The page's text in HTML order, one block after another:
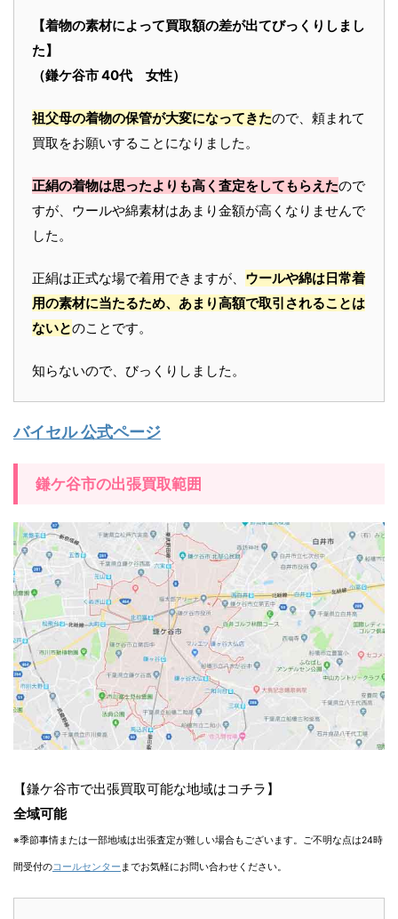
【着物の素材によって買取額の差が出てびっくりしまし
た】
（鎌ケ谷市 40代 女性）
祖父母の着物の保管が大変になってきたので、頼まれて
買取をお願いすることになりました。
正絹の着物は思ったよりも高く査定をしてもらえたので
すが、ウールや綿素材はあまり金額が高くなりませんで
した。
正絹は正式な場で着用できますが、 ウールや綿は日常着
用の素材に当たるため、あまり高額で取引されることは
ないとのことです。
知らないので、びっくりしました。
バイセル 公式ページ
鎌ケ谷市の出張買取範囲
【鎌ケ谷市で出張買取可能な地域はコチラ】
全域可能
※季節事情または一部地域は出張査定が難しい場合もございます。ご不明な点は24時
間受付のコールセンター までお気軽にお問い合わせください。